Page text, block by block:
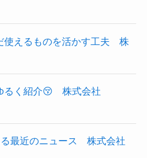
使えるものを活かす工夫 株
るく紹介😚 株式会社
る最近のニュース 株式会社